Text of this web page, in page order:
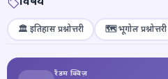
🏛️ इतिहास प्रश्नोत्तरी 🗺️ भूगोल प्रश्नोत्तरी
रैंडम क्विज़